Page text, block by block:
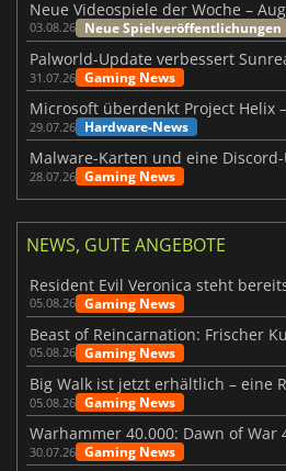
03.08.26 Neue Spielveröffentlichungen
31.07.26 Gaming News
29.07.26 Hardware-News
28.07.26 Gaming News
NEWS, GUTE ANGEBOTE
05.08.26 Gaming News
05.08.26 Gaming News
05.08.26 Gaming News
30.07.26 Gaming News